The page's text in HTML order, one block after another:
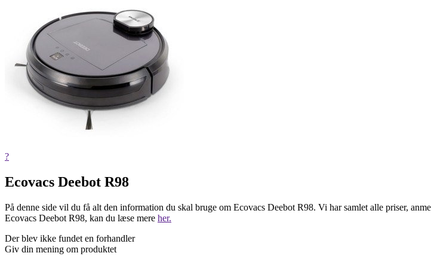
?
Ecovacs Deebot R98
På denne side vil du få alt den information du skal bruge om Ecovacs Deebot R98. Vi har samlet alle priser,
Ecovacs Deebot R98, kan du læse mere her.
Der blev ikke fundet en forhandler
Giv din mening om produktet